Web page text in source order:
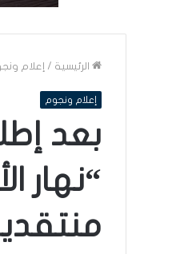
الرئيسية / إعلام
إعلام ونجوم
بعد
“نهار